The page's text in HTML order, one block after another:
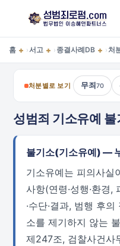
홈 + ›서고 + › 종결사례DB + › 처
처분별로 보기 무죄70
성범죄 기소유예 불
불기소(기소유예) —
기소유예는 피의사실
사항(연령·성행·환경
·수단·결과, 범행 후
소를 제기하지 않는
제247조, 검찰사건사